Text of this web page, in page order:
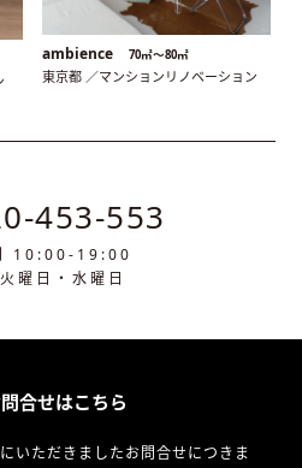
ambience 70㎡〜80㎡
東京都 ／マンションリノベーション
453-553
10:00-19:00
曜日・水曜日
合せはこちら
いただきましたお問合せにつきま